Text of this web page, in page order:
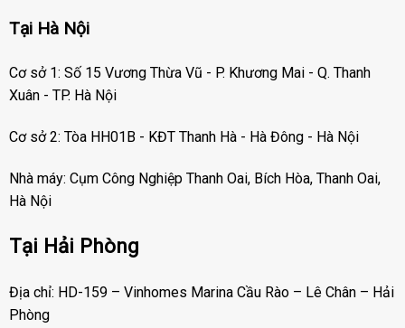
Tại Hà Nội
Cơ sở 1: Số 15 Vương Thừa Vũ - P. Khương Mai - Q. Thanh
Xuân - TP. Hà Nội
Cơ sở 2: Tòa HH01B - KĐT Thanh Hà - Hà Đông - Hà Nội
Nhà máy: Cụm Công Nghiệp Thanh Oai, Bích Hòa, Thanh Oai,
Hà Nội
Tại Hải Phòng
Địa chỉ: HD-159 – Vinhomes Marina Cầu Rào – Lê Chân – Hải
Phòng